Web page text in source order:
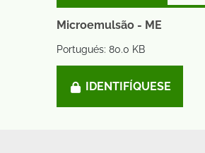
Microemulsão - ME
Portugués: 80.0 KB
IDENTIFÍQUESE